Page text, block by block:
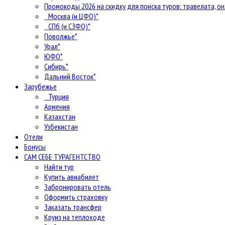
Промокоды 2026 на скидку для поиска туров: травелата,
Москва (и ЦФО)*
СПб (и СЗФО)*
Поволжье*
Урал*
ЮФО*
Сибирь*
Дальний Восток*
Зарубежье
Турция
Армения
Казахстан
Узбекистан
Отели
Бонусы
САМ СЕБЕ ТУРАГЕНТСТВО
Найти тур
Купить авиабилет
Забронировать отель
Оформить страховку
Заказать трансфер
Круиз на теплоходе